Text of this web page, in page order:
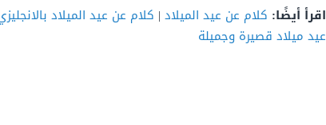
اقرأ أيضًا: كلام عن عيد الميلاد | كلام عن عيد الميلاد
عيد ميلاد قصيرة وجميلة